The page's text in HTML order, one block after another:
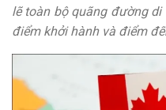
lẽ toàn bộ quãng đường
điểm khởi hành và điểm